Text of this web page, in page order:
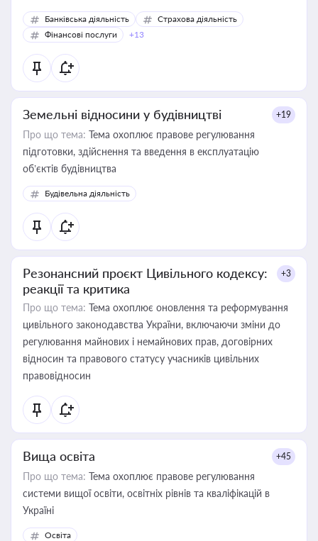
Банківська діяльність
Страхова діяльність
Фінансові послуги
+13
Земельні відносини у будівництві +19
Про що тема: Тема охоплює правове регулювання
підготовки, здійснення та введення в експлуатацію
об’єктів будівництва
Будівельна діяльність
Резонансний проєкт Цивільного кодексу:
реакції та критика
+3
Про що тема: Тема охоплює оновлення та реформування
цивільного законодавства України, включаючи зміни до
регулювання майнових і немайнових прав, договірних
відносин та правового статусу учасників цивільних
правовідносин
Вища освіта +45
Про що тема: Тема охоплює правове регулювання
системи вищої освіти, освітніх рівнів та кваліфікацій в
Україні
Освіта